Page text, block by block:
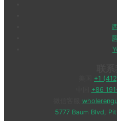
+1
+86
5777 Baum Blvd,